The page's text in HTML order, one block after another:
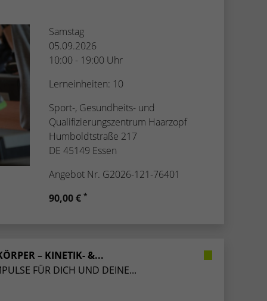
Samstag
05.09.2026
10:00 - 19:00 Uhr
Lerneinheiten: 10
Sport-, Gesundheits- und
Qualifizierungszentrum Haarzopf
Humboldtstraße 217
DE 45149 Essen
Angebot Nr. G2026-121-76401
90,00 € *
– KINETIK- &...
FÜR DICH UND DEINE...